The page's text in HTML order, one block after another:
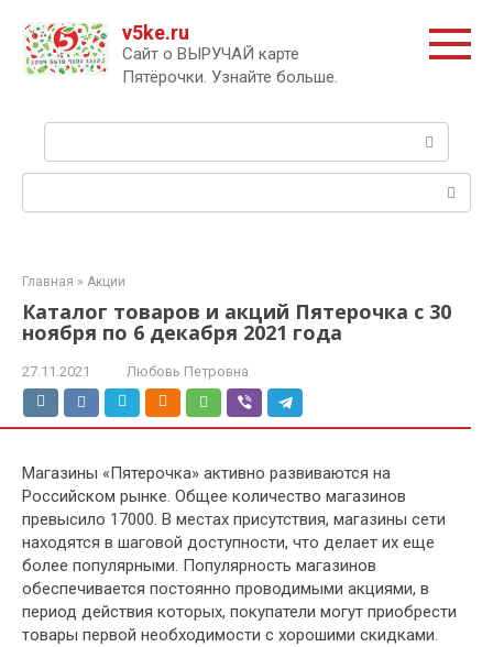
контенту
v5ke.ru
Сайт о ВЫРУЧАЙ карте
Пятёрочки. Узнайте больше.
Поиск:
Поиск:
Главная » Акции
Каталог товаров и акций Пятерочка с 30
ноября по 6 декабря 2021 года
27.11.2021 Любовь Петровна
Магазины «Пятерочка» активно развиваются на
Российском рынке. Общее количество магазинов
превысило 17000. В местах присутствия, магазины сети
находятся в шаговой доступности, что делает их еще
более популярными. Популярность магазинов
обеспечивается постоянно проводимыми акциями, в
период действия которых, покупатели могут приобрести
товары первой необходимости с хорошими скидками.